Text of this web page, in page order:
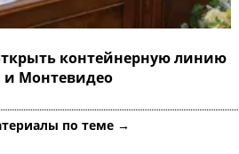
контейнерную линию
и Монтевидео
по теме →